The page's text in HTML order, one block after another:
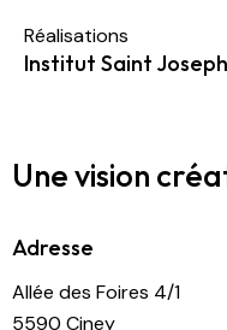
Réalisations
Institut Saint
Une vision
Adresse
Allée des Foires 4/1
5590 Ciney